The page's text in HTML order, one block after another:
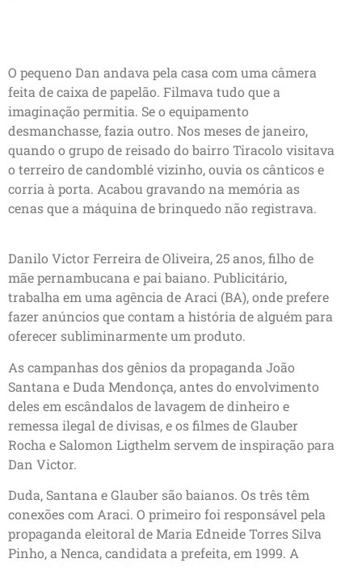
O pequeno Dan andava pela casa com uma câmera
feita de caixa de papelão. Filmava tudo que a
imaginação permitia. Se o equipamento
desmanchasse, fazia outro. Nos meses de janeiro,
quando o grupo de reisado do bairro Tiracolo visitava
o terreiro de candomblé vizinho, ouvia os cânticos e
corria à porta. Acabou gravando na memória as
cenas que a máquina de brinquedo não registrava.
Danilo Victor Ferreira de Oliveira, 25 anos, filho de
mãe pernambucana e pai baiano. Publicitário,
trabalha em uma agência de Araci (BA), onde prefere
fazer anúncios que contam a história de alguém para
oferecer subliminarmente um produto.
As campanhas dos gênios da propaganda João
Santana e Duda Mendonça, antes do envolvimento
deles em escândalos de lavagem de dinheiro e
remessa ilegal de divisas, e os filmes de Glauber
Rocha e Salomon Ligthelm servem de inspiração para
Dan Victor.
Duda, Santana e Glauber são baianos. Os três têm
conexões com Araci. O primeiro foi responsável pela
propaganda eleitoral de Maria Edneide Torres Silva
Pinho, a Nenca, candidata a prefeita, em 1999. A